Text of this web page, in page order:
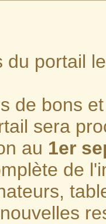
du portail
de bons
sera
au 1er
de